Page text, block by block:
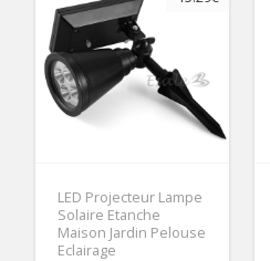
LED Projecteur Lampe
Solaire Etanche
Maison Jardin Pelouse
Eclairage